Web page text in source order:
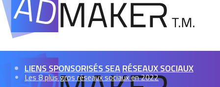
LIENS SPONSORISÉS SEARÉSEAUX SOCIAUX
Les 8 plus gros réseaux sociaux en 2022